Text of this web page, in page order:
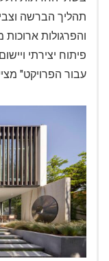
תהליך הברשה
והפרגולות ארוכות
פיתוח יצירתי
עבור הפרויקט"